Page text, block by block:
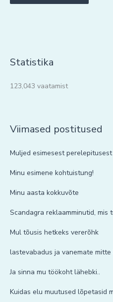
Statistika
123,043 vaatamist
Viimased postitused
Muljed esimesest perelepitusest
Minu esimene kohtuistung!
Minu aasta kokkuvõte
Scandagra reklaamminutid, mis
Mul tõusis hetkeks vererõhk
lastevabadus ja vanemate mitte
Ja sinna mu töökoht lähebki..
Kuidas elu muutused lõpetasid